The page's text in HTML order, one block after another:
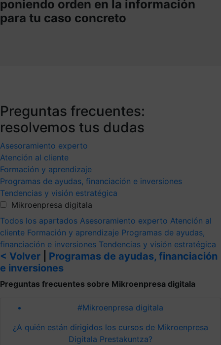
poniendo orden en la información
para tu caso concreto
Preguntas frecuentes:
resolvemos tus dudas
Asesoramiento experto
Atención al cliente
Formación y aprendizaje
Programas de ayudas, financiación e inversiones
Tendencias y visión estratégica
Mikroenpresa digitala
Todos los apartados Asesoramiento experto Atención al
cliente Formación y aprendizaje Programas de ayudas,
financiación e inversiones Tendencias y visión estratégica
< Volver
Programas de ayudas, financiación
e inversiones
Preguntas frecuentes sobre Mikroenpresa digitala
#Mikroenpresa digitala
¿A quién están dirigidos los cursos de Mikroenpresa
Digitala Prestakuntza?